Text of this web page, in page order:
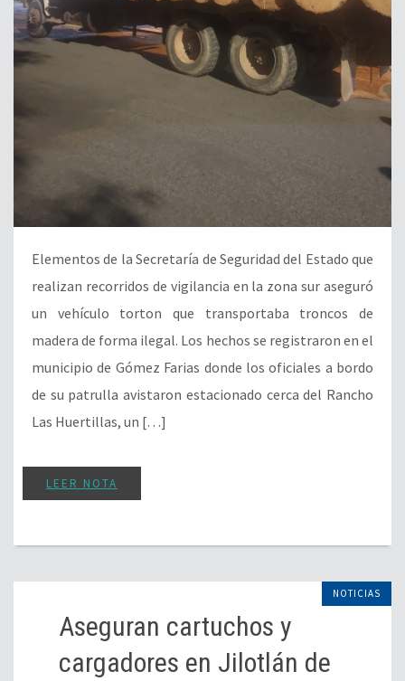
Elementos de la Secretaría de Seguridad del Estado que
realizan recorridos de vigilancia en la zona sur aseguró
un vehículo torton que transportaba troncos de
madera de forma ilegal. Los hechos se registraron en el
municipio de Gómez Farias donde los oficiales a bordo
de su patrulla avistaron estacionado cerca del Rancho
Las Huertillas, un […]
LEER NOTA
NOTICIAS
Aseguran cartuchos y
cargadores en Jilotlán de